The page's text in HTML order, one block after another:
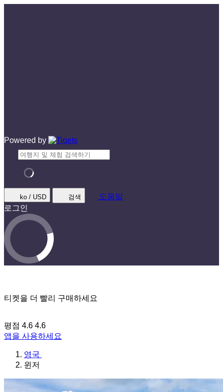
Powered by
ko / USD 검색
도움말
로그인
티켓을 더 빨리 구매하세요
평점 4.6 4.6
앱을 사용하세요
영국
윈저